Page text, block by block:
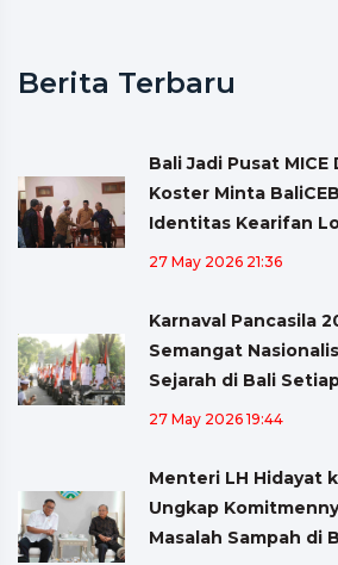
Berita Terbaru
Bali Jadi Pusat
Koster Minta
Identitas Kearifan
27 May 2026 21:36
Karnaval Pancasila
Semangat
Sejarah di Bali
27 May 2026 19:44
Menteri LH Hidayat
Ungkap
Masalah Sampah di